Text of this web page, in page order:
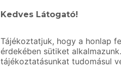
Kedves Látogató!
Tájékoztatjuk, hogy a honlap
érdekében sütiket
tájékoztatásunkat tudomásul